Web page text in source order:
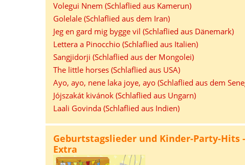
Volegui Nnem (Schlaflied aus Kamerun)
Golelale (Schlaflied aus dem Iran)
Jeg en gard mig bygge vil (Schlaflied aus Dänemark)
Lettera a Pinocchio (Schlaflied aus Italien)
Sangjidorji (Schlaflied aus der Mongolei)
The little horses (Schlaflied aus USA)
Ayo, ayo, nene laka joye, ayo (Schlaflied aus dem
Jójszakát kivánok (Schlaflied aus Ungarn)
Laali Govinda (Schlaflied aus Indien)
Geburtstagslieder und Kinder-Party-Hits
Extra